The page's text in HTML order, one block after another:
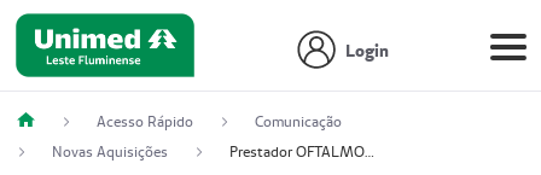
Login
Acesso Rápido
Comunicação
Novas Aquisições
Prestador OFTALMOCLÍNICA SÃO GONÇALO (55004164-2)